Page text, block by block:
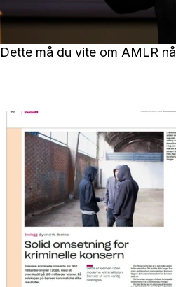
Dette må du vite om AMLR nå